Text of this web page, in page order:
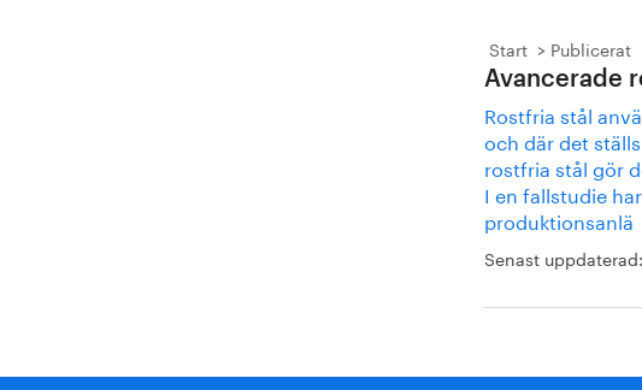
Start Publicerat
Avancerade
Rostfria stål
och där det
rostfria stål gör
I en fallstudie
produktionsanlä
Senast uppdaterad: